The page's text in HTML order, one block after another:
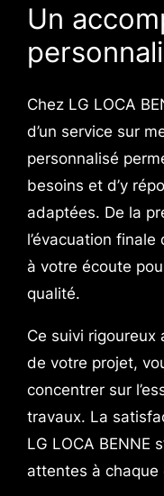
Un
Chez LG LOCA
d’un service sur
personnalisé
besoins et d’y
adaptées. De la
l’évacuation
à votre écoute
qualité.
Ce suivi rigoureux
de votre projet,
concentrer sur
travaux. La
LG LOCA BENNE
attentes à chaque